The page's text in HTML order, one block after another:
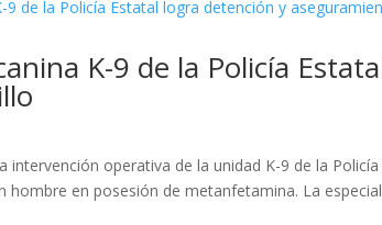
K-9 de la Policía
intervención operativa de la unidad K-9 de la
hombre en posesión de metanfetamina. La